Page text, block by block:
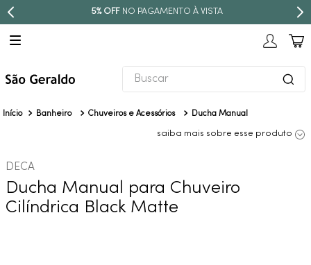
5% OFF NO PAGAMENTO À VISTA
Buscar
Banheiro Chuveiros e Acessórios Ducha Manual
saiba mais sobre esse produto
DECA
Ducha Manual para Chuveiro
Cilíndrica Black Matte
TERMOS MAIS BUSCADOS
4º
atlas